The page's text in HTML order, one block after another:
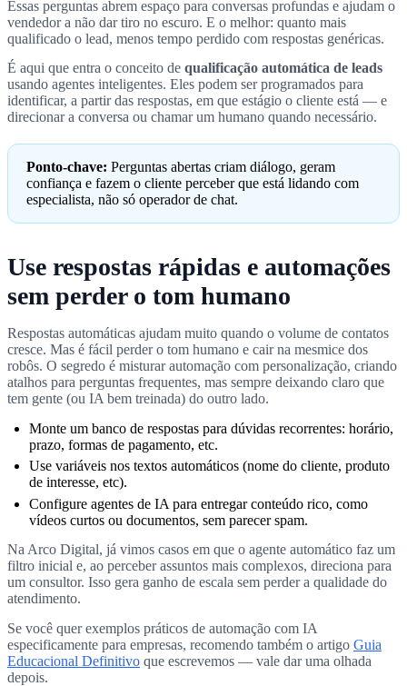
Essas perguntas abrem espaço para conversas profundas e ajudam o
vendedor a não dar tiro no escuro. E o melhor: quanto mais
qualificado o lead, menos tempo perdido com respostas genéricas.
É aqui que entra o conceito de qualificação automática de leads
usando agentes inteligentes. Eles podem ser programados para
identificar, a partir das respostas, em que estágio o cliente está — e
direcionar a conversa ou chamar um humano quando necessário.
Ponto-chave: Perguntas abertas criam diálogo, geram
confiança e fazem o cliente perceber que está lidando com
especialista, não só operador de chat.
Use respostas rápidas e automações
sem perder o tom humano
Respostas automáticas ajudam muito quando o volume de contatos
cresce. Mas é fácil perder o tom humano e cair na mesmice dos
robôs. O segredo é misturar automação com personalização, criando
atalhos para perguntas frequentes, mas sempre deixando claro que
tem gente (ou IA bem treinada) do outro lado.
Monte um banco de respostas para dúvidas recorrentes: horário,
prazo, formas de pagamento, etc.
Use variáveis nos textos automáticos (nome do cliente, produto
de interesse, etc).
Configure agentes de IA para entregar conteúdo rico, como
vídeos curtos ou documentos, sem parecer spam.
Na Arco Digital, já vimos casos em que o agente automático faz um
filtro inicial e, ao perceber assuntos mais complexos, direciona para
um consultor. Isso gera ganho de escala sem perder a qualidade do
atendimento.
Se você quer exemplos práticos de automação com IA
especificamente para empresas, recomendo também o artigo Guia
Educacional Definitivo que escrevemos — vale dar uma olhada
depois.